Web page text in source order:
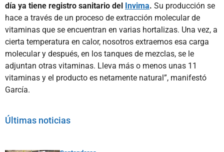
día ya tiene registro sanitario del Invima. Su producción se
hace a través de un proceso de extracción molecular de
vitaminas que se encuentran en varias hortalizas. Una vez, a
cierta temperatura en calor, nosotros extraemos esa carga
molecular y después, en los tanques de mezclas, se le
adjuntan otras vitaminas. Lleva más o menos unas 11
vitaminas y el producto es netamente natural”, manifestó
García.
Últimas noticias